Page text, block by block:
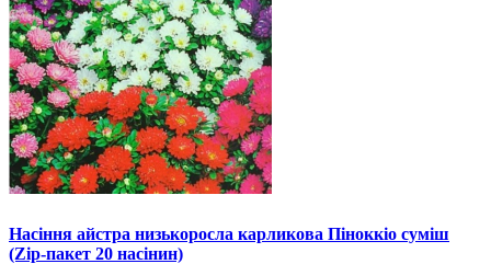
Насіння айстра низькоросла карликова Піноккіо суміш
(Zip-пакет 20 насінин)